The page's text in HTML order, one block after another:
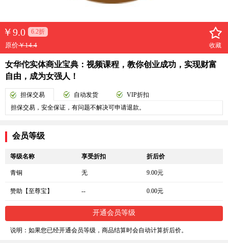
￥9.0 6.2折
原价￥14.4 收藏
女华佗实体商业宝典：视频课程，教你创业成功，实现财富
自由，成为女强人！
担保交易 自动发货
VIP折扣
担保交易，安全保证，有问题不解决可申请退款。
会员等级
等级名称 享受折扣 折后价
青铜 无 9.00元
赞助【至尊宝】 -- 0.00元
开通会员等级
说明：如果您已经开通会员等级，商品结算时会自动计算折后价。